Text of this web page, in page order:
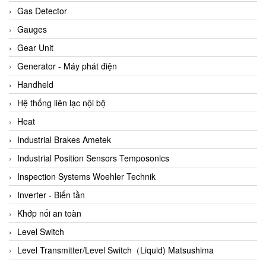
ARCA Regler
Arcos Hydraulik
Ardetem-Sfere-Vietnam
Argal
AS ENERGI
ASCO CO2
Asker
AT2E
ATC Pneumatic
ATEX System
ATI - IA
ATI (Analytical Technology Inc)
Atos
Atrax
Gas Detector
Gauges
Gear Unit
Generator - Máy phát điện
Handheld
Hệ thống liên lạc nội bộ
Heat
Industrial Brakes Ametek
Industrial Position Sensors Temposonics
Inspection Systems Woehler Technik
Inverter - Biến tần
Khớp nối an toàn
Level Switch
Level Transmitter/Level Switch（Liquid) Matsushima